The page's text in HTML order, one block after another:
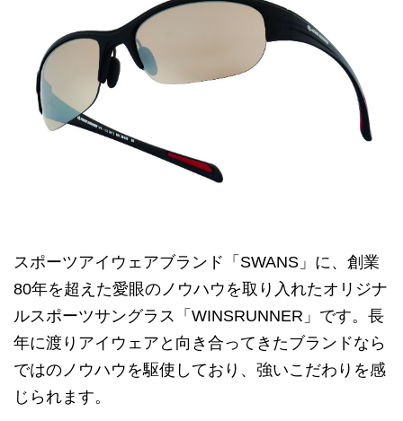
スポーツアイウェアブランド「SWANS」に、創業
80年を超えた愛眼のノウハウを取り入れたオリジナ
ルスポーツサングラス「WINSRUNNER」です。長
年に渡りアイウェアと向き合ってきたブランドなら
ではのノウハウを駆使しており、強いこだわりを感
じられます。